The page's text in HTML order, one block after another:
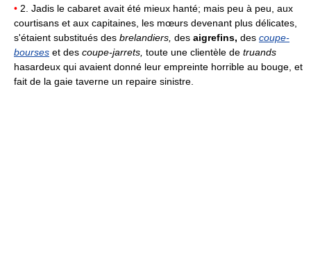
• 2. Jadis le cabaret avait été mieux hanté; mais peu à peu, aux
courtisans et aux capitaines, les mœurs devenant plus délicates,
s'étaient substitués des brelandiers, des aigrefins, des coupe-
bourses et des coupe-jarrets, toute une clientèle de truands
hasardeux qui avaient donné leur empreinte horrible au bouge, et
fait de la gaie taverne un repaire sinistre.